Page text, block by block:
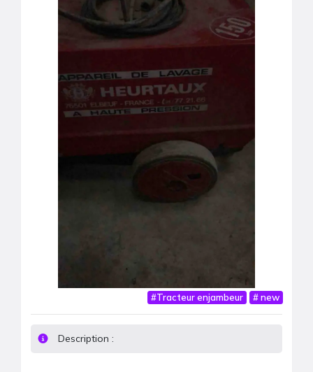
#Tracteur enjambeur #new
Description :